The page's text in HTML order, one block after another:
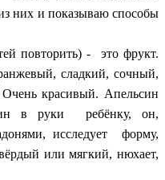
них и показываю способы
повторить) - это фрукт.
сладкий, сочный,
красивый. Апельсин
в руки ребёнку, он,
исследует форму,
или мягкий, нюхает,